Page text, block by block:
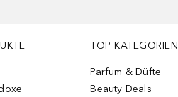
TOP KATEGORIEN
Parfum & Düfte
Beauty Deals